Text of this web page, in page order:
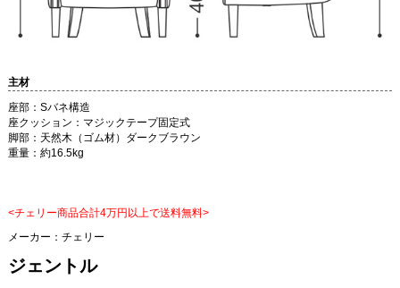
主材
座部：Sバネ構造
座クッション：マジックテープ固定式
脚部：天然木（ゴム材）ダークブラウン
重量：約16.5kg
<チェリー商品合計4万円以上で送料無料>
メーカー： チェリー
ジェントル